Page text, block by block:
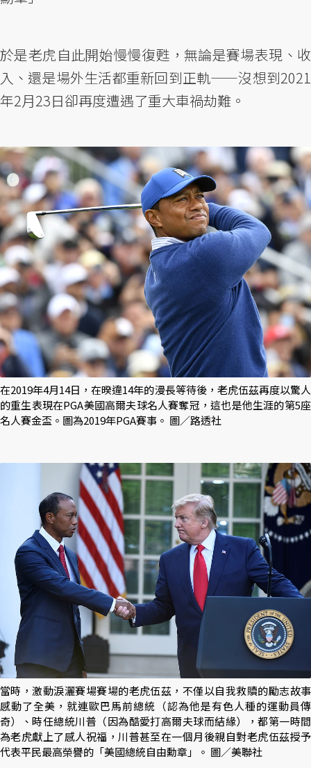
於是老虎自此開始慢慢復甦，無論是賽場表現、收
入、還是場外生活都重新回到正軌——沒想到2021
年2月23日卻再度遭遇了重大車禍劫難。
在2019年4月14日，在暌違14年的漫長等待後，老虎伍茲再度以驚人
的重生表現在PGA美國高爾夫球名人賽奪冠，這也是他生涯的第5座
名人賽金盃。圖為2019年PGA賽事。 圖／路透社
當時，激動淚灑賽場賽場的老虎伍茲，不僅以自我救贖的勵志故事
感動了全美，就連歐巴馬前總統（認為他是有色人種的運動員傳
奇）、時任總統川普（因為酷愛打高爾夫球而結緣），都第一時間
為老虎獻上了感人祝福，川普甚至在一個月後親自對老虎伍茲授予
代表平民最高榮譽的「美國總統自由勳章」。 圖／美聯社